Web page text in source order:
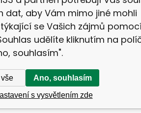
dat, aby Vám mimo jiné mohli
se Vašich zájmů
udělíte kliknutím na
souhlasím".
Ano, souhlasím
s vysvětlením zde